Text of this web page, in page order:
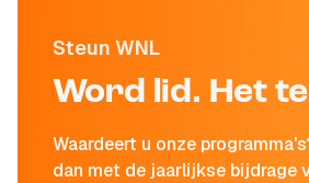
Steun WNL
Word lid. Het
Waardeert u onze
dan met de jaarlijkse bijdrage